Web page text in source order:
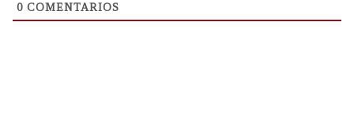
0 COMENTARIOS